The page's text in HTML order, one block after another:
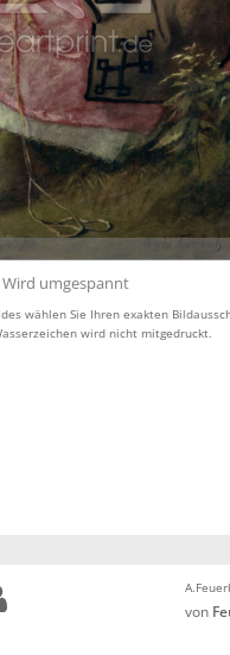
umgespannt
wählen Sie Ihren exakten
wird nicht mitgedruckt.
von